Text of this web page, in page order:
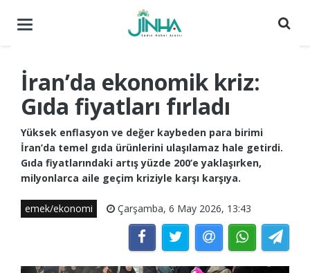
Menüyü
İran’da ekonomik kriz:
Gıda fiyatları fırladı
Yüksek enflasyon ve değer kaybeden para birimi
İran’da temel gıda ürünlerini ulaşılamaz hale getirdi.
Gıda fiyatlarındaki artış yüzde 200’e yaklaşırken,
milyonlarca aile geçim kriziyle karşı karşıya.
emek/ekonomi Çarşamba, 6 May 2026, 13:43